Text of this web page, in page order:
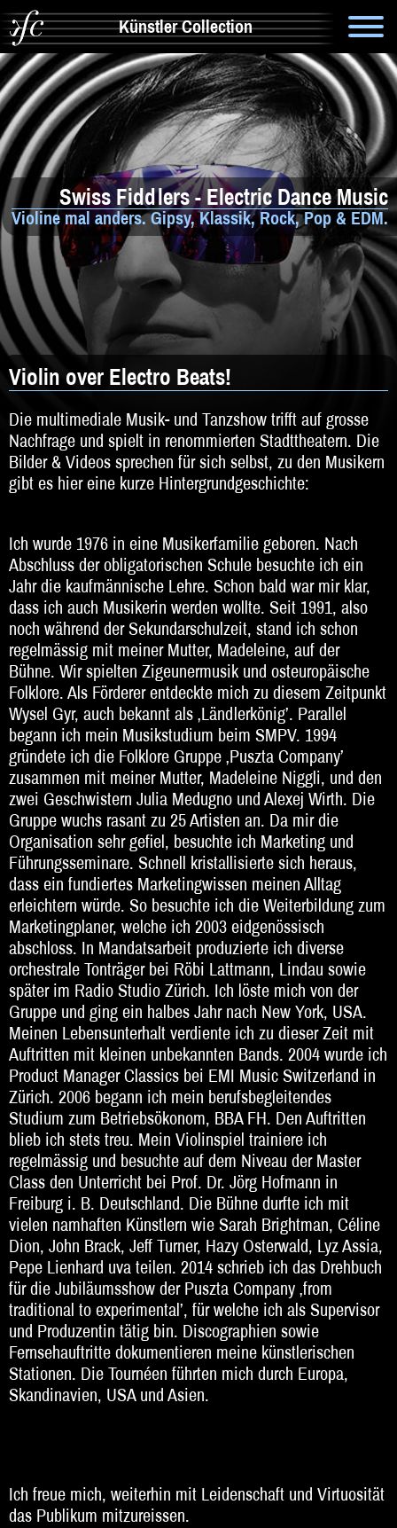
Künstler Collection
Suche
Info
Artistik & Tanz
Bands
Solomusiker
Zauberer & Co
Alleinunterhalter
Comedy
Hochzeitsband
Jazz & Swing
Latin & Salsa
Oktoberfestband
Rockband
Schlagerband
Walk-Act
Weltmusik
Sonstiges
Beratung
Impressum
Violine mal anders. Gipsy, Klassik, Rock, Pop & EDM.
Swiss Fiddlers - Electric Dance Music
Violin over Electro Beats!
Die multimediale Musik- und Tanzshow trifft auf grosse
Nachfrage und spielt in renommierten Stadttheatern. Die
Bilder & Videos sprechen für sich selbst, zu den Musikern
gibt es hier eine kurze Hintergrundgeschichte:
Ich wurde 1976 in eine Musikerfamilie geboren. Nach
Abschluss der obligatorischen Schule besuchte ich ein
Jahr die kaufmännische Lehre. Schon bald war mir klar,
dass ich auch Musikerin werden wollte. Seit 1991, also
noch während der Sekundarschulzeit, stand ich schon
regelmässig mit meiner Mutter, Madeleine, auf der
Bühne. Wir spielten Zigeunermusik und osteuropäische
Folklore. Als Förderer entdeckte mich zu diesem Zeitpunkt
Wysel Gyr, auch bekannt als ‚Ländlerkönig’. Parallel
begann ich mein Musikstudium beim SMPV. 1994
gründete ich die Folklore Gruppe ‚Puszta Company’
zusammen mit meiner Mutter, Madeleine Niggli, und den
zwei Geschwistern Julia Medugno und Alexej Wirth. Die
Gruppe wuchs rasant zu 25 Artisten an. Da mir die
Organisation sehr gefiel, besuchte ich Marketing und
Führungsseminare. Schnell kristallisierte sich heraus,
dass ein fundiertes Marketingwissen meinen Alltag
erleichtern würde. So besuchte ich die Weiterbildung zum
Marketingplaner, welche ich 2003 eidgenössisch
abschloss. In Mandatsarbeit produzierte ich diverse
orchestrale Tonträger bei Röbi Lattmann, Lindau sowie
später im Radio Studio Zürich. Ich löste mich von der
Gruppe und ging ein halbes Jahr nach New York, USA.
Meinen Lebensunterhalt verdiente ich zu dieser Zeit mit
Auftritten mit kleinen unbekannten Bands. 2004 wurde ich
Product Manager Classics bei EMI Music Switzerland in
Zürich. 2006 begann ich mein berufsbegleitendes
Studium zum Betriebsökonom, BBA FH. Den Auftritten
blieb ich stets treu. Mein Violinspiel trainiere ich
regelmässig und besuchte auf dem Niveau der Master
Class den Unterricht bei Prof. Dr. Jörg Hofmann in
Freiburg i. B. Deutschland. Die Bühne durfte ich mit
vielen namhaften Künstlern wie Sarah Brightman, Céline
Dion, John Brack, Jeff Turner, Hazy Osterwald, Lyz Assia,
Pepe Lienhard uva teilen. 2014 schrieb ich das Drehbuch
für die Jubiläumsshow der Puszta Company ‚from
traditional to experimental’, für welche ich als Supervisor
und Produzentin tätig bin. Discographien sowie
Fernsehauftritte dokumentieren meine künstlerischen
Stationen. Die Tournéen führten mich durch Europa,
Skandinavien, USA und Asien.
Ich freue mich, weiterhin mit Leidenschaft und Virtuosität
das Publikum mitzureissen.